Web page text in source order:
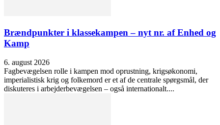
Brændpunkter i klassekampen – nyt nr. af Enhed og
Kamp
6. august 2026
Fagbevægelsen rolle i kampen mod oprustning, krigsøkonomi,
imperialistisk krig og folkemord er et af de centrale spørgsmål, der
diskuteres i arbejderbevægelsen – også internationalt....